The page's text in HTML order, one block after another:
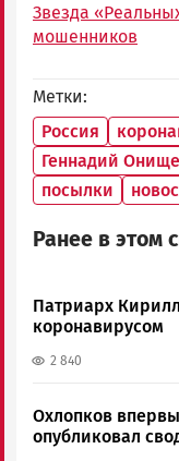
Звезда
мошенников
Метки
Россия
Геннадий
посылки
Ранее в этом
Патриарх
коронавирусом
2 840
Охлопков
опубликовал